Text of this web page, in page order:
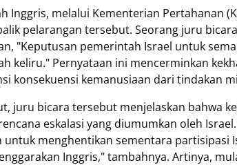
Inggris, melalui Kementerian Pertahanan
pelarangan tersebut. Seorang juru
"Keputusan pemerintah Israel untuk
keliru." Pernyataan ini mencerminkan
konsekuensi kemanusiaan dari tindakan
juru bicara tersebut menjelaskan bahwa
eskalasi yang diumumkan oleh
untuk menghentikan sementara partisipasi
Inggris," tambahnya. Artinya,